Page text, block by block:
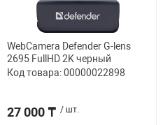
WebCamera Defender G-lens
2695 FullHD 2K черный
Код товара: 00000022898
27 000 ₸ / шт.